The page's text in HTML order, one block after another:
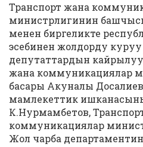
Транспорт жана
министрлигинин
менен биргеликте
эсебинен жолдорду
депутаттардын
жана коммуникациялар
басары Акуналы
мамлекеттик
К.Нурмамбетов,
коммуникациялар
Жол чарба